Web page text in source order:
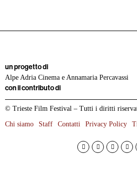
un progetto di
Alpe Adria Cinema e Annamaria Percavassi
con il contributo di
© Trieste Film Festival – Tutti i diritti
Chi siamo Staff Contatti Privacy Policy